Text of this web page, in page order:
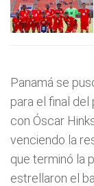
Panamá se
para el final
con Óscar
venciendo la
que terminó la
estrellaron el